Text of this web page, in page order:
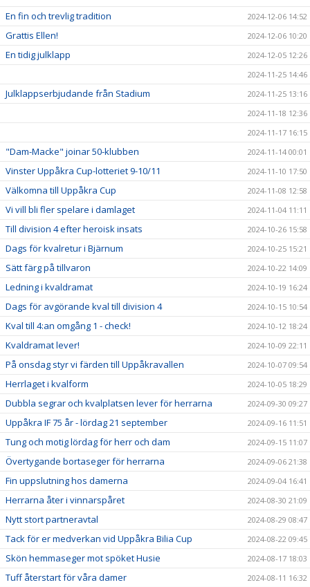
En fin och trevlig tradition 2024-12-06 14:52
Grattis Ellen! 2024-12-06 10:20
En tidig julklapp
2024-12-05 12:26
2024-11-25 14:46
Julklappserbjudande från Stadium
2024-11-25 13:16
2024-11-18 12:36
2024-11-17 16:15
"Dam-Macke" joinar 50-klubben 2024-11-14 00:01
Vinster Uppåkra Cup-lotteriet 9-10/11 2024-11-10 17:50
Välkomna till Uppåkra Cup 2024-11-08 12:58
Vi vill bli fler spelare i damlaget 2024-11-04 11:11
Till division 4 efter heroisk insats 2024-10-26 15:58
Dags för kvalretur i Bjärnum 2024-10-25 15:21
Sätt färg på tillvaron 2024-10-22 14:09
Ledning i kvaldramat 2024-10-19 16:24
Dags för avgörande kval till division 4 2024-10-15 10:54
Kval till 4:an omgång 1 - check! 2024-10-12 18:24
Kvaldramat lever! 2024-10-09 22:11
På onsdag styr vi färden till Uppåkravallen 2024-10-07 09:54
Herrlaget i kvalform 2024-10-05 18:29
Dubbla segrar och kvalplatsen lever för herrarna 2024-09-30 09:27
Uppåkra IF 75 år - lördag 21 september 2024-09-16 11:51
Tung och motig lördag för herr och dam 2024-09-15 11:07
Övertygande bortaseger för herrarna 2024-09-06 21:38
Fin uppslutning hos damerna 2024-09-04 16:41
Herrarna åter i vinnarspåret 2024-08-30 21:09
Nytt stort partneravtal 2024-08-29 08:47
Tack för er medverkan vid Uppåkra Bilia Cup 2024-08-22 09:45
Skön hemmaseger mot spöket Husie 2024-08-17 18:03
Tuff återstart för våra damer 2024-08-11 16:32